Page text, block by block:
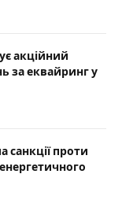
акційний
за еквайринг у
санкції проти